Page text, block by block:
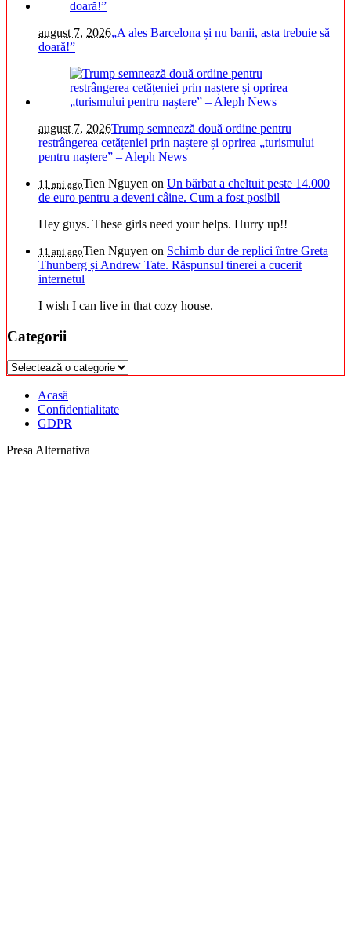
august 7, 2026„A ales Barcelona și nu banii, asta trebuie să
doară!”
august 7, 2026Trump semnează două ordine pentru
restrângerea cetățeniei prin naștere și oprirea „turismului
pentru naștere” – Aleph News
11 ani agoTien Nguyen on Un bărbat a cheltuit peste 14.000
de euro pentru a deveni câine. Cum a fost posibil
Hey guys. These girls need your helps. Hurry up!!
11 ani agoTien Nguyen on Schimb dur de replici între Greta
Thunberg și Andrew Tate. Răspunsul tinerei a cucerit
internetul
I wish I can live in that cozy house.
Categorii
Categorii
Acasă
Confidentialitate
GDPR
Presa Alternativa